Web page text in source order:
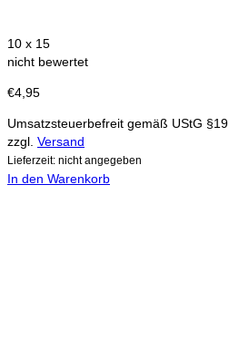
10 x 15
nicht bewertet
€4,95
Umsatzsteuerbefreit gemäß UStG §19
zzgl. Versand
Lieferzeit: nicht angegeben
In den Warenkorb